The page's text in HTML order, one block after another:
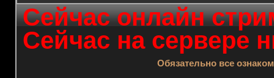
Сейчас онлайн
Сейчас на сервере
Обязательно все